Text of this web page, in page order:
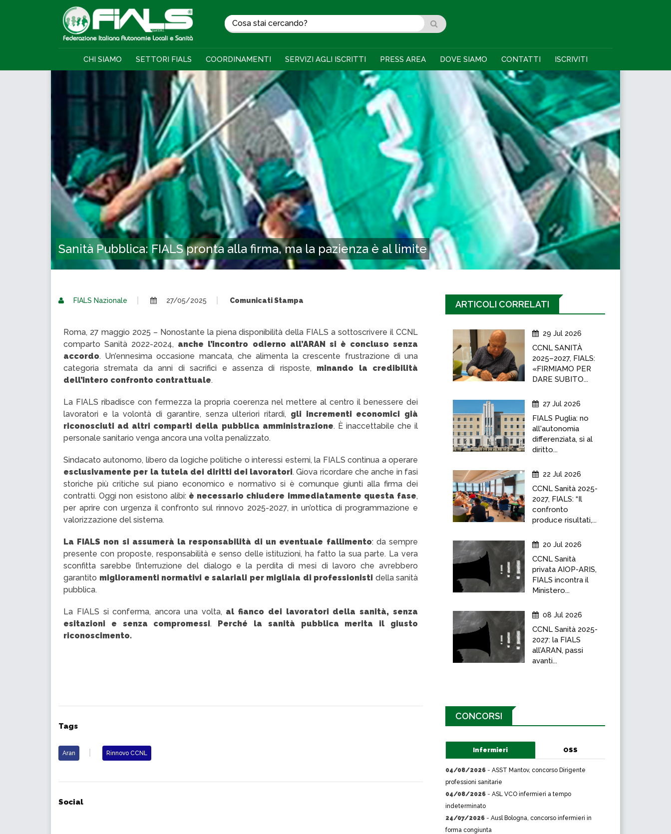
CHI SIAMO SETTORI FIALS COORDINAMENTI SERVIZI AGLI ISCRITTI PRESS AREA DOVE SIAMO CONTATTI ISCRIVITI
Sanità Pubblica: FIALS pronta alla firma, ma la pazienza è al limite
FIALS Nazionale 27/05/2025 Comunicati Stampa
Roma, 27 maggio 2025 – Nonostante la piena disponibilità della FIALS a sottoscrivere il CCNL
comparto Sanità 2022-2024, anche l’incontro odierno all’ARAN si è concluso senza
accordo. Un’ennesima occasione mancata, che alimenta la crescente frustrazione di una
categoria stremata da anni di sacrifici e assenza di risposte, minando la credibilità
dell’intero confronto contrattuale.
La FIALS ribadisce con fermezza la propria coerenza nel mettere al centro il benessere dei
lavoratori e la volontà di garantire, senza ulteriori ritardi, gli incrementi economici già
riconosciuti ad altri comparti della pubblica amministrazione. È inaccettabile che il
personale sanitario venga ancora una volta penalizzato.
Sindacato autonomo, libero da logiche politiche o interessi esterni, la FIALS continua a operare
esclusivamente per la tutela dei diritti dei lavoratori. Giova ricordare che anche in fasi
storiche più critiche sul piano economico e normativo si è comunque giunti alla firma dei
contratti. Oggi non esistono alibi: è necessario chiudere immediatamente questa fase,
per aprire con urgenza il confronto sul rinnovo 2025-2027, in un’ottica di programmazione e
valorizzazione del sistema.
La FIALS non si assumerà la responsabilità di un eventuale fallimento: da sempre
presente con proposte, responsabilità e senso delle istituzioni, ha fatto la sua parte. La vera
sconfitta sarebbe l’interruzione del dialogo e la perdita di mesi di lavoro che avrebbero
garantito miglioramenti normativi e salariali per migliaia di professionisti della sanità
pubblica.
La FIALS si conferma, ancora una volta, al fianco dei lavoratori della sanità, senza
esitazioni e senza compromessi. Perché la sanità pubblica merita il giusto
riconoscimento.
Tags
Aran Rinnovo CCNL
Social
ARTICOLI CORRELATI
29 Jul 2026
CCNL SANITÀ
2025–2027, FIALS:
«FIRMIAMO PER
DARE SUBITO...
27 Jul 2026
FIALS Puglia: no
all'autonomia
differenziata, sì al
diritto...
22 Jul 2026
CCNL Sanità 2025-
2027, FIALS: “Il
confronto
produce risultati,...
20 Jul 2026
CCNL Sanità
privata AIOP-ARIS,
FIALS incontra il
Ministero...
08 Jul 2026
CCNL Sanità 2025-
2027: la FIALS
all’ARAN, passi
avanti...
CONCORSI
Infermieri OSS
04/08/2026 - ASST Mantov, concorso Dirigente
professioni sanitarie
04/08/2026 - ASL VCO infermieri a tempo
indeterminato
24/07/2026 - Ausl Bologna, concorso infermieri in
forma congiunta